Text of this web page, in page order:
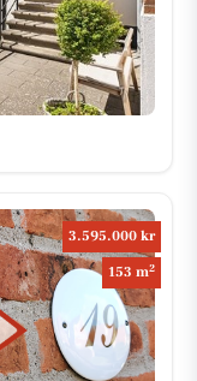
3.595.000 kr
153 m2